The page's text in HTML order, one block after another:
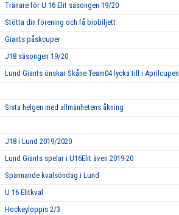
Tränare för U 16 Elit säsongen 19/20
Stötta din förening och få biobiljett
Giants påskcuper
J18 säsongen 19/20
Lund Giants önskar Skåne Team04 lycka till i Aprilcupen
Sista helgen med allmänhetens åkning
J18 i Lund 2019/2020
Lund Giants spelar i U16Elit även 2019-20
Spännande kvalsöndag i Lund
U 16 Elitkval
Hockeyloppis 2/3